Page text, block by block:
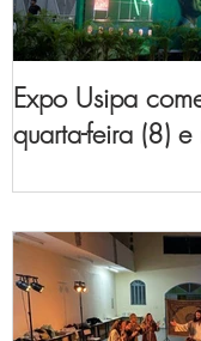
Expo Usipa
quarta-feira (8) e
prestação de
Gerais